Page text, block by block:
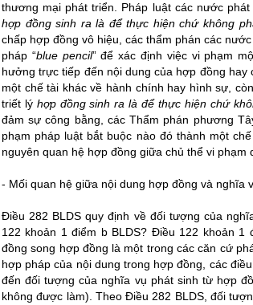
thương mại phát triển. Pháp luật các nước
hợp đồng sinh ra là để thực hiện chứ không
chấp hợp đồng vô hiệu, các thẩm phán các
pháp “blue pencil” để xác định việc vi phạm
hưởng trực tiếp đến nội dung của hợp đồng
một chế tài khác về hành chính hay hình sự,
triết lý hợp đồng sinh ra là để thực hiện chứ
đảm sự công bằng, các Thẩm phán phương
phạm pháp luật bắt buộc nào đó thành một
nguyên quan hệ hợp đồng giữa chủ thể vi phạm
- Mối quan hệ giữa nội dung hợp đồng và nghĩa
Điều 282 BLDS quy định về đối tượng của
122 khoản 1 điểm b BLDS? Điều 122 khoản
đồng song hợp đồng là một trong các căn cứ
hợp pháp của nội dung trong hợp đồng, các
đến đối tượng của nghĩa vụ phát sinh từ hợp
không được làm). Theo Điều 282 BLDS, đối